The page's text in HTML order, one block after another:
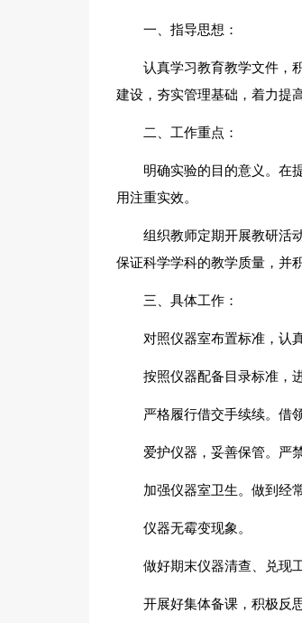
一、指导思想：
认真学习教育教学文件，
建设，夯实管理基础，着力提
二、工作重点：
明确实验的目的意义。在
用注重实效。
组织教师定期开展教研活
保证科学学科的教学质量，并
三、具体工作：
对照仪器室布置标准，认
按照仪器配备目录标准，
严格履行借交手续续。借
爱护仪器，妥善保管。严
加强仪器室卫生。做到经
仪器无霉变现象。
做好期末仪器清查、兑现工
开展好集体备课，积极反